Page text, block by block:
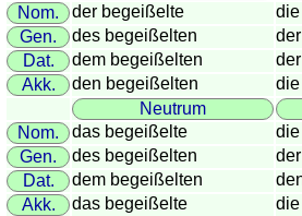
Sonnenstand
Fahrradtouren
Reisewortschatz
SPIELE
Geografie
Küstenquiz
Geografiequiz
Länderquiz
Nom.
der begeißelte
Gen.
des begeißelten
Dat.
dem begeißelten
Akk.
den begeißelten
Neutrum
Nom.
das begeißelte
Gen.
des begeißelten
Dat.
dem begeißelten
Akk.
das begeißelte